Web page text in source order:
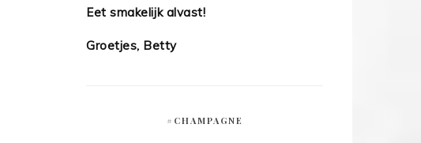
Eet smakelijk alvast!
Groetjes, Betty
#CHAMPAGNE